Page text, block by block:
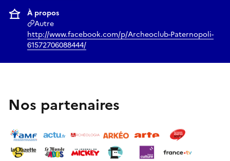
À propos
Autre
http://www.facebook.com/p/Archeoclub-Paternopoli-
61572706088444/
Nos partenaires